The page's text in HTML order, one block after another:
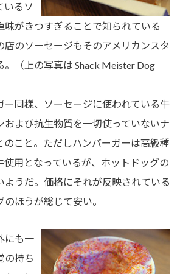
いるソ
味がきつすぎることで知られている
店のソーセージもそのアメリカンスタ
。（上の写真は Shack Meister Dog
同様、ソーセージに使われている牛
および抗生物質を一切使っていないナ
のこと。ただしハンバーガーは高級種
使用となっているが、ホットドッグの
ようだ。価格にそれが反映されている
ほうが総じて安い。
にも一
の持ち